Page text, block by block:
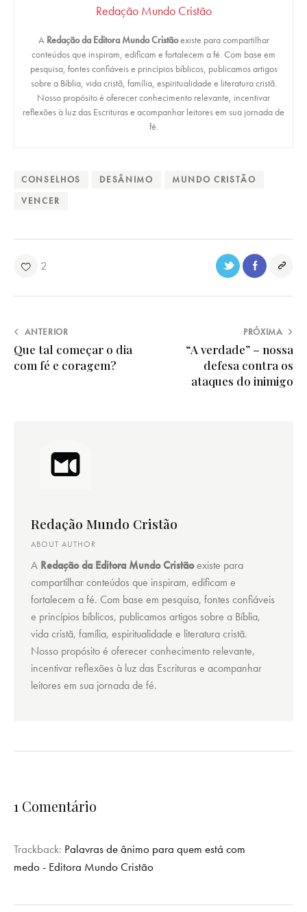
Redação Mundo Cristão
A Redação da Editora Mundo Cristãoexiste para compartilhar
conteúdos que inspiram, edificam e fortalecem a fé. Com base em
pesquisa, fontes confiáveis e princípios bíblicos, publicamos artigos
sobre a Bíblia, vida cristã, família, espiritualidade e literatura cristã.
Nosso propósito é oferecer conhecimento relevante, incentivar
reflexões à luz das Escrituras e acompanhar leitores em sua jornada de
fé.
CONSELHOS DESÂNIMO
MUNDO CRISTÃO
VENCER
2
ANTERIOR
Que tal começar o dia
com fé e coragem?
PRÓXIMA
“A verdade” – nossa
defesa contra os
ataques do inimigo
Redação Mundo Cristão
ABOUT AUTHOR
A Redação da Editora Mundo Cristãoexiste para
compartilhar conteúdos que inspiram, edificam e
fortalecem a fé. Com base em pesquisa, fontes confiáveis
e princípios bíblicos, publicamos artigos sobre a Bíblia,
vida cristã, família, espiritualidade e literatura cristã.
Nosso propósito é oferecer conhecimento relevante,
incentivar reflexões à luz das Escrituras e acompanhar
leitores em sua jornada de fé.
1 Comentário
Trackback: Palavras de ânimo para quem está com
medo - Editora Mundo Cristão